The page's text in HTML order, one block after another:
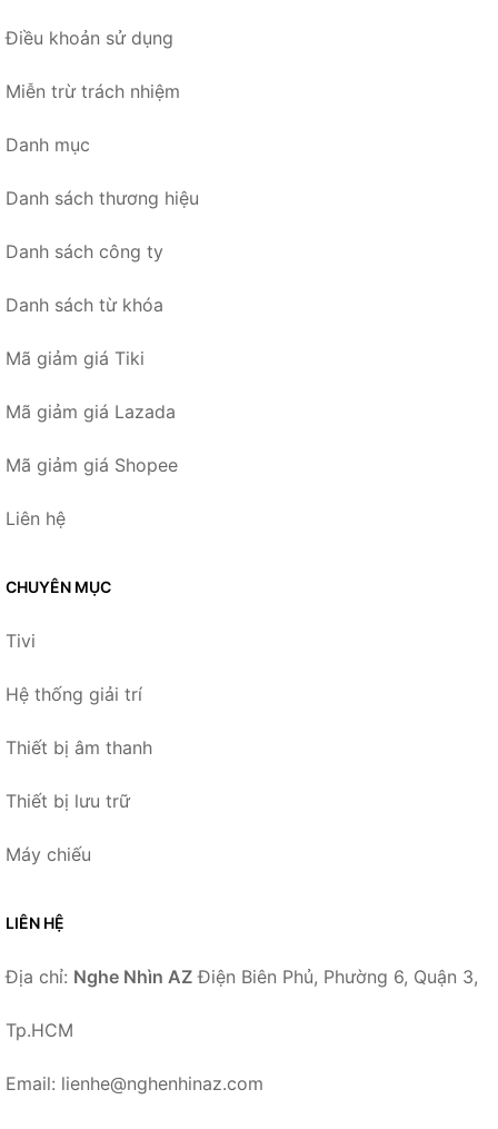
Điều khoản sử dụng
Miễn trừ trách nhiệm
Danh mục
Danh sách thương hiệu
Danh sách công ty
Danh sách từ khóa
Mã giảm giá Tiki
Mã giảm giá Lazada
Mã giảm giá Shopee
Liên hệ
CHUYÊN MỤC
Tivi
Hệ thống giải trí
Thiết bị âm thanh
Thiết bị lưu trữ
Máy chiếu
LIÊN HỆ
Địa chỉ: Nghe Nhìn AZ Điện Biên Phủ, Phường 6, Quận 3,
Tp.HCM
Email: lienhe@nghenhinaz.com